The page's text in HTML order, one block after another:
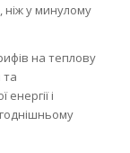
у минулому
на теплову
та
і